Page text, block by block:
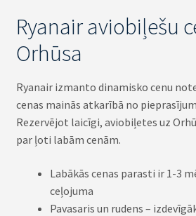
Ryanair aviobiļešu
Orhūsa
Ryanair izmanto dinamisko cenu
cenas mainās atkarībā no
Rezervējot laicīgi, aviobiļetes uz
par ļoti labām cenām.
Labākās cenas parasti ir 1-3
ceļojuma
Pavasaris un rudens –